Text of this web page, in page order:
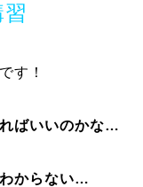
す！
ばいいのかな…
からない…